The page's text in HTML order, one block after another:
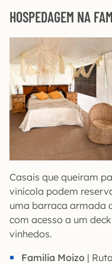
HOSPEDAGEM NA
Casais que queiram
vinícola podem
uma barraca armada
com acesso a um
vinhedos.
Familia Moizo |